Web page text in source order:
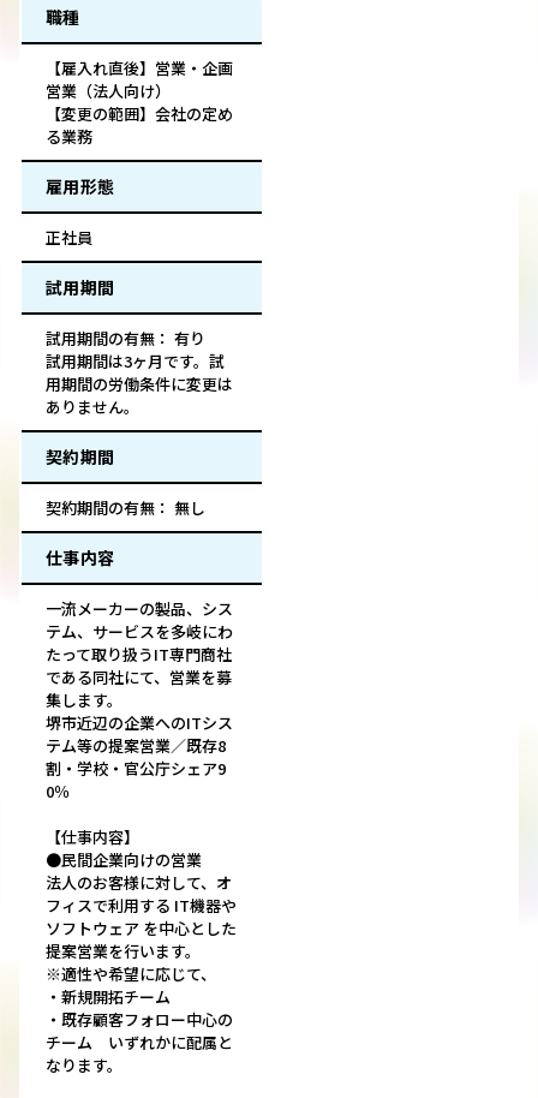
職種
【雇入れ直後】営業・企画
営業（法人向け）
【変更の範囲】会社の定め
る業務
雇用形態
正社員
試用期間
試用期間の有無： 有り
試用期間は3ヶ月です。試
用期間の労働条件に変更は
ありません。
契約期間
契約期間の有無： 無し
仕事内容
一流メーカーの製品、シス
テム、サービスを多岐にわ
たって取り扱うIT専門商社
である同社にて、営業を募
集します。
堺市近辺の企業へのITシス
テム等の提案営業／既存8
割・学校・官公庁シェア9
0％
【仕事内容】
●民間企業向けの営業
法人のお客様に対して、オ
フィスで利用する IT機器や
ソフトウェア を中心とした
提案営業を行います。
※適性や希望に応じて、
・新規開拓チーム
・既存顧客フォロー中心の
チーム いずれかに配属と
なります。